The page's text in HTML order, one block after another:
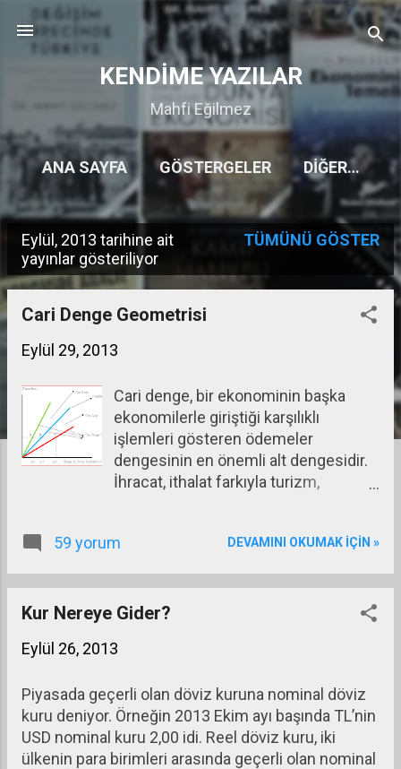
Ana içeriğe atla
KENDİME YAZILAR
Mahfi Eğilmez
ANA SAYFA GÖSTERGELER DIĞER…
K
a
Eylül, 2013 tarihine ait
yayınlar gösteriliyor
TÜMÜNÜ GÖSTER
Cari Denge Geometrisi
Eylül 29, 2013
Cari denge, bir ekonominin başka
ekonomilerle giriştiği karşılıklı
işlemleri gösteren ödemeler
dengesinin en önemli alt dengesidir.
İhracat, ithalat farkıyla turizm,
59 yorum
DEVAMINI OKUMAK IÇIN »
Kur Nereye Gider?
Eylül 26, 2013
Piyasada geçerli olan döviz kuruna nominal döviz
kuru deniyor. Örneğin 2013 Ekim ayı başında TL’nin
USD nominal kuru 2,00 idi. Reel döviz kuru, iki
ülkenin para birimleri arasında geçerli olan nominal